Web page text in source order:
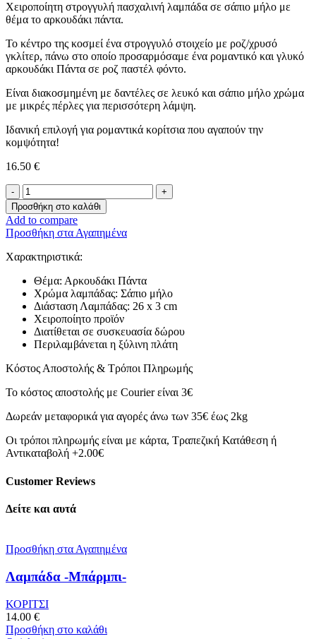
Χειροποίητη στρογγυλή πασχαλινή λαμπάδα σε σάπιο μήλο με
θέμα το αρκουδάκι πάντα.
Το κέντρο της κοσμεί ένα στρογγυλό στοιχείο με ροζ/χρυσό
γκλίτερ, πάνω στο οποίο προσαρμόσαμε ένα ρομαντικό και γλυκό
αρκουδάκι Πάντα σε ροζ παστέλ φόντο.
Είναι διακοσμημένη με δαντέλες σε λευκό και σάπιο μήλο χρώμα
με μικρές πέρλες για περισσότερη λάμψη.
Ιδανική επιλογή για ρομαντικά κορίτσια που αγαπούν την
κομψότητα!
16.50 €
Λαμπάδα
-Αρκουδάκι
Πάντα-
ποσότητα
Προσθήκη στο καλάθι
Add to compare
Προσθήκη στα Αγαπημένα
Χαρακτηριστικά:
Θέμα: Αρκουδάκι Πάντα
Χρώμα λαμπάδας: Σάπιο μήλο
Διάσταση Λαμπάδας: 26 x 3 cm
Χειροποίητο προϊόν
Διατίθεται σε συσκευασία δώρου
Περιλαμβάνεται η ξύλινη πλάτη
Κόστος Αποστολής & Τρόποι Πληρωμής
Το κόστος αποστολής με Courier είναι 3€
Δωρεάν μεταφορικά για αγορές άνω των 35€ έως 2kg
Οι τρόποι πληρωμής είναι με κάρτα, Τραπεζική Κατάθεση ή
Αντικαταβολή +2.00€
Customer Reviews
Δείτε και αυτά
Προσθήκη στα Αγαπημένα
Λαμπάδα -Μπάρμπι-
ΚΟΡΙΤΣΙ
14.00 €
Προσθήκη στο καλάθι